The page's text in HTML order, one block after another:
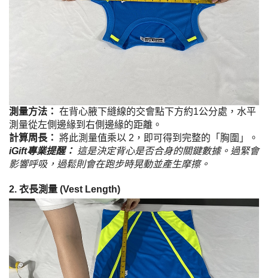
測量方法： 在背心腋下縫線的交會點下方約1公分處，水平
測量從左側邊緣到右側邊緣的距離。
計算周長： 將此測量值乘以 2，即可得到完整的「胸圍」。
iGift專業提醒： 這是決定背心是否合身的關鍵數據。過緊會
影響呼吸，過鬆則會在跑步時晃動並產生摩擦。
2. 衣長測量 (Vest Length)